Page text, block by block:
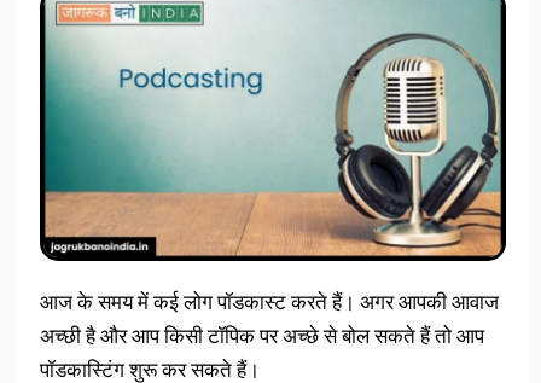
आज के समय में कई लोग पॉडकास्ट करते हैं। अगर आपकी आवाज
अच्छी है और आप किसी टॉपिक पर अच्छे से बोल सकते हैं तो आप
पॉडकास्टिंग शुरू कर सकते हैं।